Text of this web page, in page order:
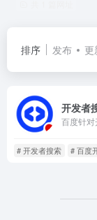
排序 发布 更
开发者
百度针
# 开发者搜索 # 百度